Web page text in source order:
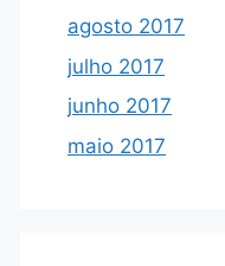
agosto 2017
julho 2017
junho 2017
maio 2017